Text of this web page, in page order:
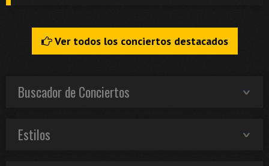
Ver todos los conciertos destacados
Buscador de Conciertos
Estilos